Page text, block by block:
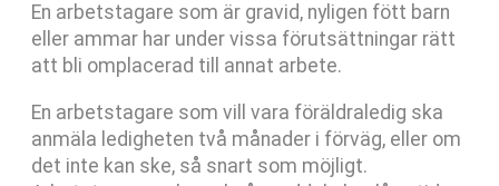
En arbetstagare som är gravid, nyligen fött barn
eller ammar har under vissa förutsättningar rätt
att bli omplacerad till annat arbete.
En arbetstagare som vill vara föräldraledig ska
anmäla ledigheten två månader i förväg, eller om
det inte kan ske, så snart som möjligt.